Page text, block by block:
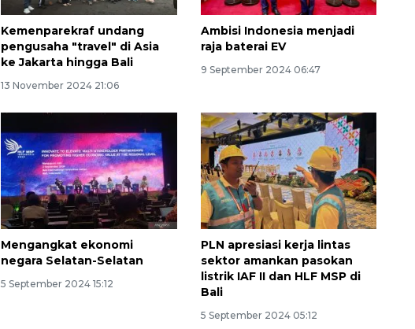
Kemenparekraf undang
pengusaha "travel" di Asia
ke Jakarta hingga Bali
13 November 2024 21:06
Ambisi Indonesia menjadi
raja baterai EV
9 September 2024 06:47
Mengangkat ekonomi
negara Selatan-Selatan
5 September 2024 15:12
PLN apresiasi kerja lintas
sektor amankan pasokan
listrik IAF II dan HLF MSP di
Bali
5 September 2024 05:12
Semifinal Piala AFF 2026
2026-08-09 15:00:00